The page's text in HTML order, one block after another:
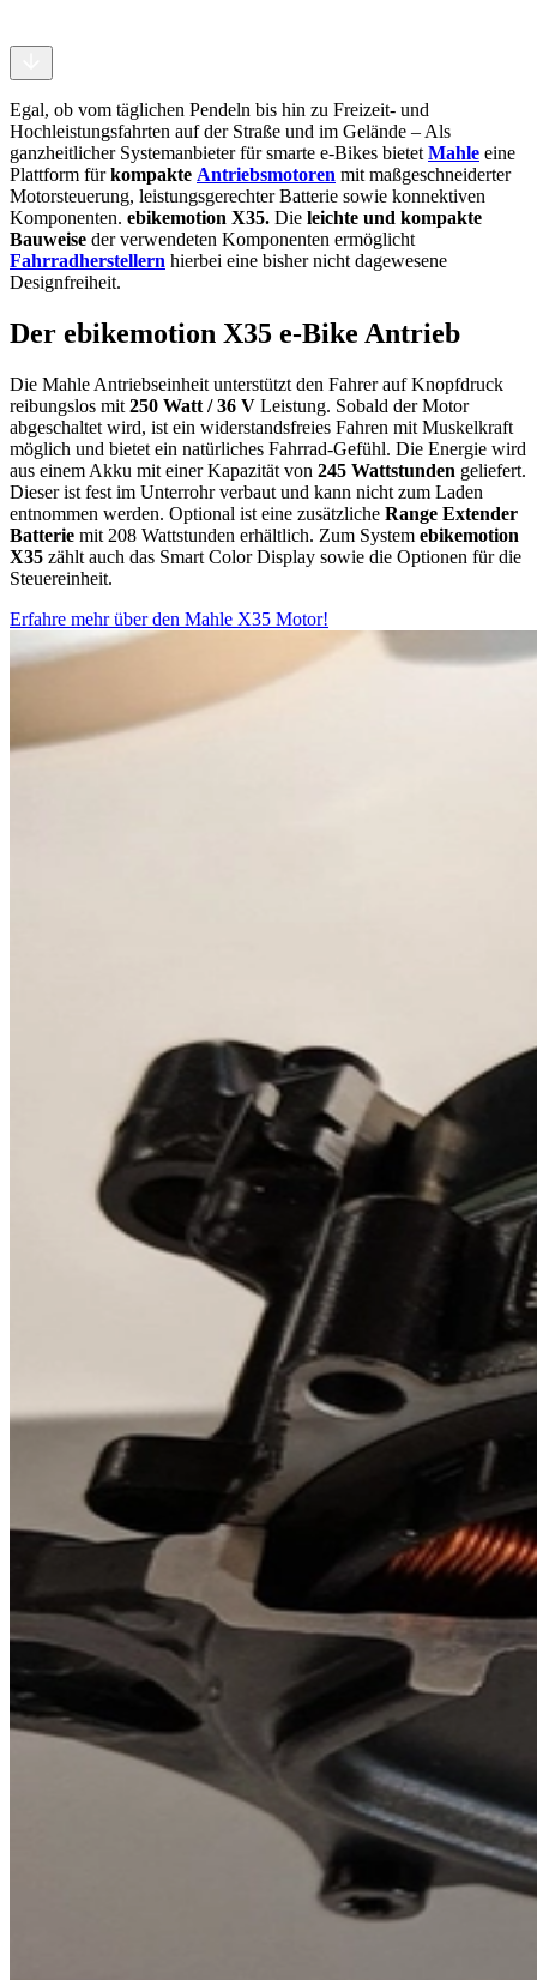
Egal, ob vom täglichen Pendeln bis hin zu Freizeit- und
Hochleistungsfahrten auf der Straße und im Gelände – Als
ganzheitlicher Systemanbieter für smarte e-Bikes bietet Mahle eine
Plattform fürkompakte Antriebsmotoren mit maßgeschneiderter
Motorsteuerung, leistungsgerechter Batterie sowie konnektiven
Komponenten. ebikemotion X35. Die leichte und kompakte
Bauweise der verwendeten Komponenten ermöglicht
Fahrradherstellern hierbei eine bisher nicht dagewesene
Designfreiheit.
Der ebikemotion X35 e-Bike Antrieb
Die Mahle Antriebseinheit unterstützt den Fahrer auf Knopfdruck
reibungslos mit 250 Watt / 36 V Leistung. Sobald der Motor
abgeschaltet wird, ist ein widerstandsfreies Fahren mit Muskelkraft
möglich und bietet ein natürliches Fahrrad-Gefühl. Die Energie wird
aus einem Akku mit einer Kapazität von 245 Wattstunden geliefert.
Dieser ist fest im Unterrohr verbaut und kann nicht zum Laden
entnommen werden. Optional ist eine zusätzliche Range Extender
Batterie mit 208 Wattstunden erhältlich. Zum System ebikemotion
X35 zählt auch das Smart Color Display sowie die Optionen für die
Steuereinheit.
Erfahre mehr über den Mahle X35 Motor!